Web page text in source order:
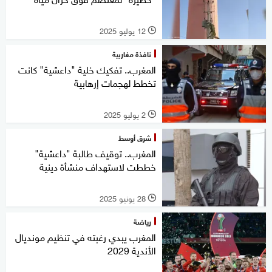
l 12 يوليو 2025
نافذة مغاربية
المغرب.. تفكيك خلية "داعشية" كانت
تخطط لهجمات إرهابية
l 2 يوليو 2025
شرق أوسط
المغرب.. توقيف طالبة "داعشية"
خططت لاستهداف منشأة دينية
l 28 يونيو 2025
رياضة
المغرب يبدي رغبته في تنظيم مونديال
الأندية 2029